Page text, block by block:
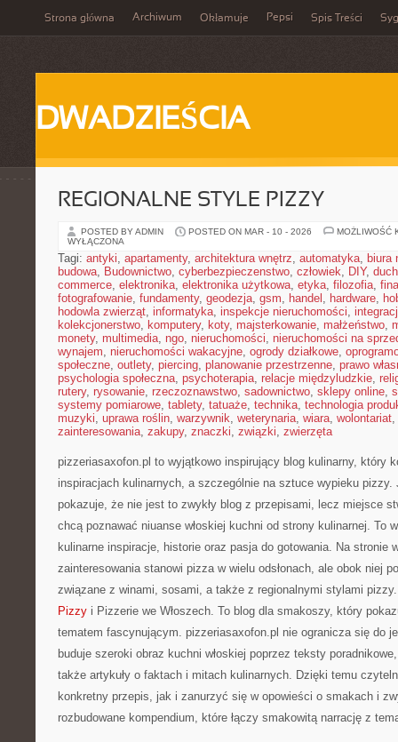
Strona główna Archiwum Okłamuje Pepsi Spis Treści
DWADZIEŚCIA
REGIONALNE STYLE PIZZY
POSTED BY ADMIN POSTED ON MAR - 10 - 2026
MOŻLIWOŚĆ
WYŁĄCZONA
Tagi: antyki, apartamenty, architektura wnętrz, automatyka, biura
budowa, Budownictwo, cyberbezpieczenstwo, człowiek, DIY,
commerce, elektronika, elektronika użytkowa, etyka, filozofia,
fotografowanie, fundamenty, geodezja, gsm, handel , hardware,
hodowla zwierząt, informatyka, inspekcje nieruchomości,
kolekcjonerstwo, komputery, koty, majsterkowanie, małżeństwo,
monety, multimedia, ngo, nieruchomości, nieruchomości na
wynajem, nieruchomości wakacyjne, ogrody działkowe,
społeczne, outlety, piercing, planowanie przestrzenne, prawo
psychologia społeczna, psychoterapia, relacje międzyludzkie,
rutery, rysowanie, rzeczoznawstwo, sadownictwo, sklepy online,
systemy pomiarowe, tablety, tatuaże, technika, technologia
muzyki, uprawa roślin, warzywnik, weterynaria, wiara, wolontariat,
zainteresowania, zakupy, znaczki, związki, zwierzęta
pizzeriasaxofon.pl to wyjątkowo inspirujący blog kulinarny, który
inspiracjach kulinarnych, a szczególnie na sztuce wypieku
pokazuje, że nie jest to zwykły blog z przepisami, lecz miejsce
chcą poznawać niuanse włoskiej kuchni od strony kulinarnej. To
kulinarne inspiracje, historie oraz pasja do gotowania. Na stronie
zainteresowania stanowi pizza w wielu odsłonach, ale obok niej
związane z winami, sosami, a także z regionalnymi stylami
Pizzy i Pizzerie we Włoszech. To blog dla smakoszy, który
tematem fascynującym. pizzeriasaxofon.pl nie ogranicza się do
buduje szeroki obraz kuchni włoskiej poprzez teksty
także artykuły o faktach i mitach kulinarnych. Dzięki temu
konkretny przepis, jak i zanurzyć się w opowieści o smakach i
rozbudowane kompendium, które łączy smakowitą narrację z